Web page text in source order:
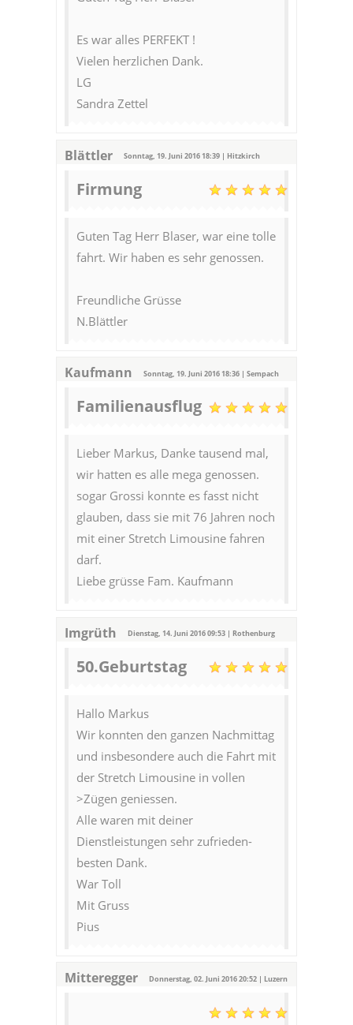
Es war alles PERFEKT !
Vielen herzlichen Dank.
LG
Sandra Zettel
Blättler Sonntag, 19. Juni 2016 18:39 | Hitzkirch
Firmung
Guten Tag Herr Blaser, war eine tolle
fahrt. Wir haben es sehr genossen.
Freundliche Grüsse
N.Blättler
Kaufmann Sonntag, 19. Juni 2016 18:36 | Sempach
Familienausflug
Lieber Markus, Danke tausend mal,
wir hatten es alle mega genossen.
sogar Grossi konnte es fasst nicht
glauben, dass sie mit 76 Jahren noch
mit einer Stretch Limousine fahren
darf.
Liebe grüsse Fam. Kaufmann
Imgrüth Dienstag, 14. Juni 2016 09:53 | Rothenburg
50.Geburtstag
Hallo Markus
Wir konnten den ganzen Nachmittag
und insbesondere auch die Fahrt mit
der Stretch Limousine in vollen
>Zügen geniessen.
Alle waren mit deiner
Dienstleistungen sehr zufrieden-
besten Dank.
War Toll
Mit Gruss
Pius
Mitteregger Donnerstag, 02. Juni 2016 20:52 | Luzern